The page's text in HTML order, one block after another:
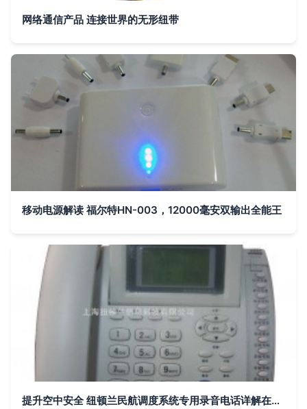
网络通信产品 连接世界的无形纽带
移动电源解读 福尔特HN-003，12000毫安双输出全能王
提升空中安全 纽顿兰民航调度系统专用录音电话详解在通讯产品领域的价值